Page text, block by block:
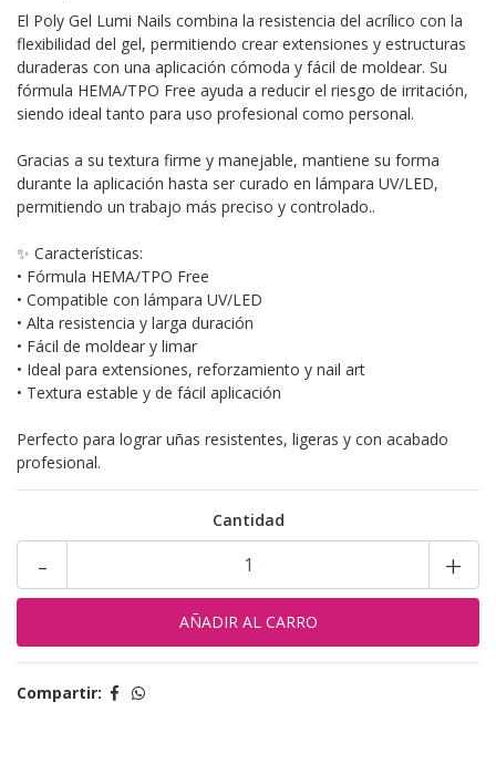
El Poly Gel Lumi Nails combina la resistencia del acrílico con la
flexibilidad del gel, permitiendo crear extensiones y estructuras
duraderas con una aplicación cómoda y fácil de moldear. Su
fórmula HEMA/TPO Free ayuda a reducir el riesgo de irritación,
siendo ideal tanto para uso profesional como personal.
Gracias a su textura firme y manejable, mantiene su forma
durante la aplicación hasta ser curado en lámpara UV/LED,
permitiendo un trabajo más preciso y controlado..
✨ Características:
•⁠ ⁠Fórmula HEMA/TPO Free
•⁠ ⁠Compatible con lámpara UV/LED
•⁠ ⁠Alta resistencia y larga duración
•⁠ ⁠Fácil de moldear y limar
•⁠ ⁠Ideal para extensiones, reforzamiento y nail art
•⁠ ⁠Textura estable y de fácil aplicación
Perfecto para lograr uñas resistentes, ligeras y con acabado
profesional.
Cantidad
+
-
Compartir: